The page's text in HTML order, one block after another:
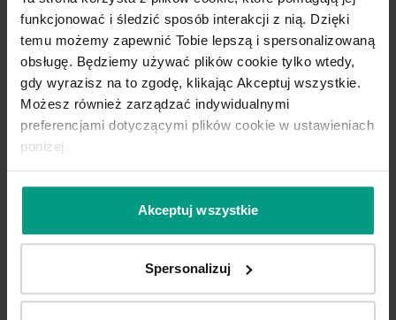
funkcjonować i śledzić sposób interakcji z nią. Dzięki
temu możemy zapewnić Tobie lepszą i spersonalizowaną
obsługę. Będziemy używać plików cookie tylko wtedy,
gdy wyrazisz na to zgodę, klikając Akceptuj wszystkie.
Możesz również zarządzać indywidualnymi
preferencjami dotyczącymi plików cookie w ustawieniach
poniżej.
Akceptuj wszystkie
Spersonalizuj
Akacja Miodowa Dąb Catania